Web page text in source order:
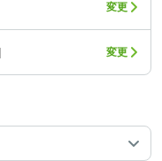
変更
変更